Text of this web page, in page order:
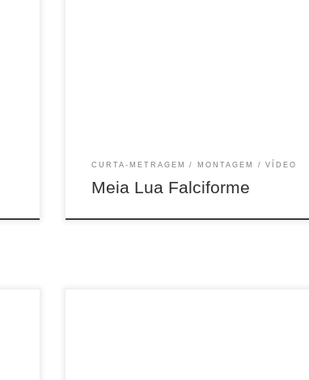
CURTA-METRAGEM MONTAGEM VÍDEO
Meia Lua Falciforme